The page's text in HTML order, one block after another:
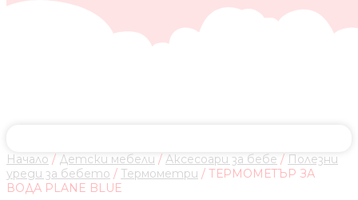
Начало / Детски мебели / Аксесоари за бебе / Полезни
уреди за бебето / Термометри / ТЕРМОМЕТЪР ЗА
ВОДА PLANE BLUE